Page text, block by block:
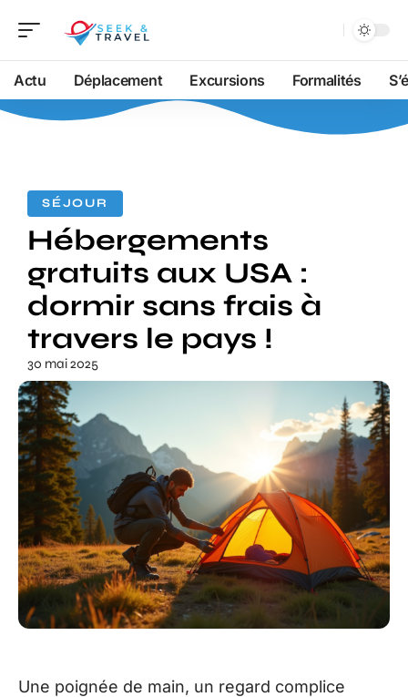
Actu Déplacement Excursions Formalités
SÉJOUR
Hébergements
gratuits aux USA :
dormir sans frais à
travers le pays !
30 mai 2025
Une poignée de main, un regard complice